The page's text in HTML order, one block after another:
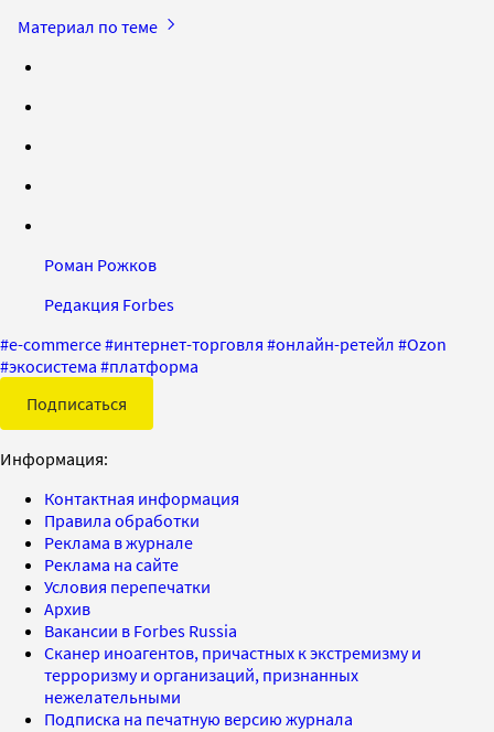
Материал по теме
Роман Рожков
Редакция Forbes
#e-commerce#интернет-торговля #онлайн-ретейл #Ozon
#экосистема #платформа
Подписаться
Информация:
Контактная информация
Правила обработки
Реклама в журнале
Реклама на сайте
Условия перепечатки
Архив
Вакансии в Forbes Russia
Сканер иноагентов, причастных к экстремизму и
терроризму и организаций, признанных
нежелательными
Подписка на печатную версию журнала